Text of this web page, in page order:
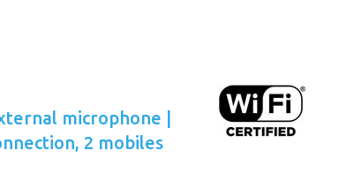
microphone |
2 mobiles